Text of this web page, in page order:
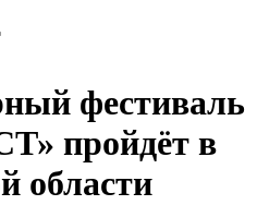
фестиваль
пройдёт в
области